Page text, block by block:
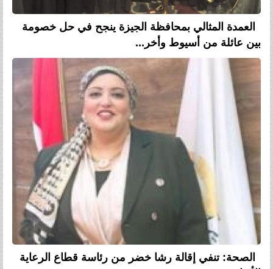
العمدة المثالي بمحافظة الجيزة ينجح في حل خصومة
بين عائلة من أسيوط وأخر...
الصحة: تنفي إقالة رشا خضر من رئاسة قطاع الرعاية